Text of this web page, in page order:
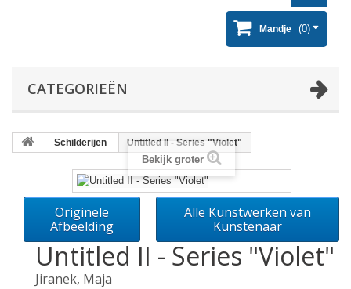
Mandje (0)
CATEGORIEËN
Schilderijen Untitled II - Series "Violet"
Bekijk groter
Originele
Afbeelding
Alle Kunstwerken van
Kunstenaar
Untitled II - Series "Violet"
Jiranek, Maja